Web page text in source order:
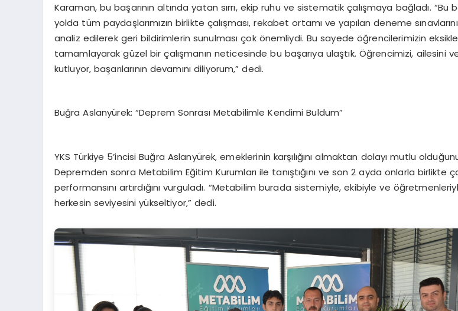
Karaman, bu başarının altında yatan sırrı, ekip ruhu ve sistematik çalışmaya bağladı. “Bu
yolda tüm paydaşlarımızın birlikte çalışması, rekabet ortamı ve yapılan deneme
analiz edilerek geri bildirimlerin sunulması çok önemliydi. Bu sayede öğrencilerimizin
tamamlayarak güzel bir çalışmanın neticesinde bu başarıya ulaştık. Öğrencimizi, ailesini
kutluyor, başarılarının devamını diliyorum,” dedi.
Buğra Aslanyürek: “Deprem Sonrası Metabilimle Kendimi Buldum”
YKS Türkiye 5’incisi Buğra Aslanyürek, emeklerinin karşılığını almaktan dolayı mutlu
Depremden sonra Metabilim Eğitim Kurumları ile tanıştığını ve son 2 ayda onlarla birlikte
performansını artırdığını vurguladı. “Metabilim burada sistemiyle, ekibiyle ve
herkesin seviyesini yükseltiyor,” dedi.